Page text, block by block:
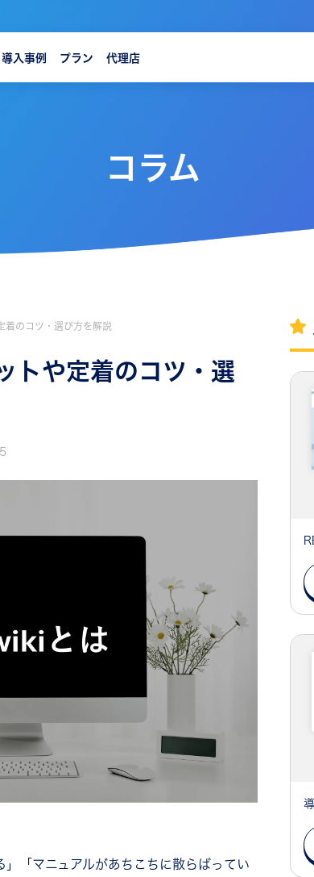
導入事例 プラン 代理店
コラム
着のコツ・選び方を解説
トや定着のコツ・選
」「マニュアルがあちこちに散らばってい